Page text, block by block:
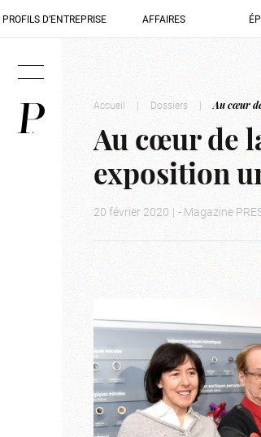
PROFILS D’ENTREPRISE AFFAIRES
Accueil | Dossiers | Au cœur
Au cœur de
exposition
20 février 2020 | - Magazine